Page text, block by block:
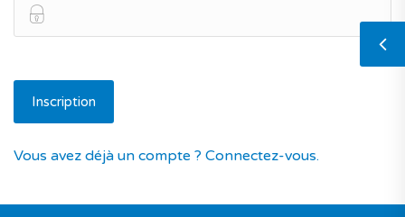
Vous avez déjà un compte ? Connectez-vous.